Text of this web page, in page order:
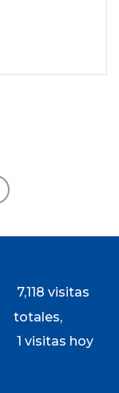
7,118 visitas
totales,
1 visitas hoy